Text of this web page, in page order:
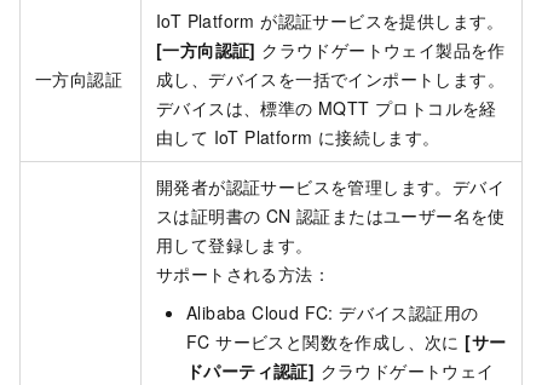
一方向認証
IoT Platform が認証サービスを提供します。
[一方向認証] クラウドゲートウェイ製品を作
成し、デバイスを一括でインポートします。
デバイスは、標準の MQTT プロトコルを経
由して IoT Platform に接続します。
開発者が認証サービスを管理します。デバイ
スは証明書の CN 認証またはユーザー名を使
用して登録します。
サポートされる方法：
Alibaba Cloud FC: デバイス認証用の
FC サービスと関数を作成し、次に [サー
ドパーティ認証] クラウドゲートウェイ